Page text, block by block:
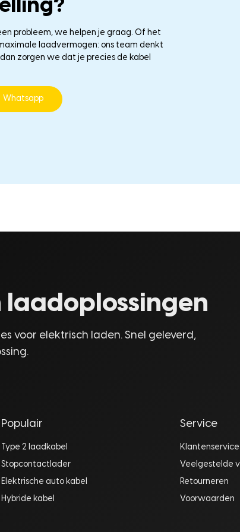
probleem, we helpen je graag. Of het
laadvermogen: ons team denkt
zorgen we dat je precies de kabel
Whatsapp
laadoplossingen
voor elektrisch laden. Snel geleverd,
Populair
Type 2 laadkabel
Stopcontactlader
Elektrische auto kabel
Hybride kabel
Service
Klantenservice
Veelgestelde
Retourneren
Voorwaarden